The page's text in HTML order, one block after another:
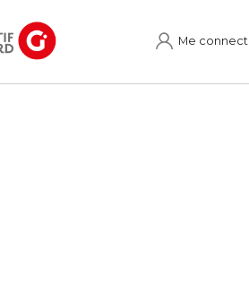
Me